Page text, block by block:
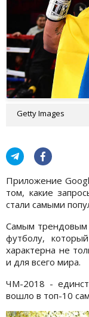
Getty Images
Приложение
том, какие
стали самыми
Самым трендовым
футболу,
характерна не
и для всего мира.
ЧМ-2018 -
вошло в топ-10